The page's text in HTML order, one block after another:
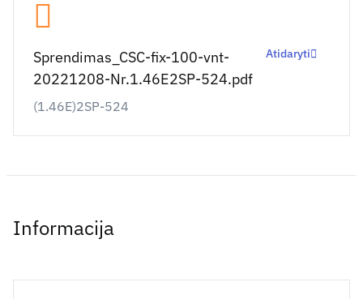
Sprendimas_CSC-fix-100-vnt-
20221208-Nr.1.46E2SP-524.pdf
(1.46E)2SP-524
Atidaryti
Informacija